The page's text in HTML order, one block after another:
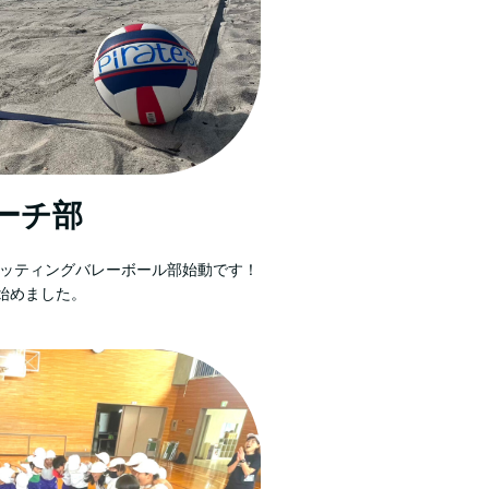
チ部
ティングバレーボール部始動です！
ました。